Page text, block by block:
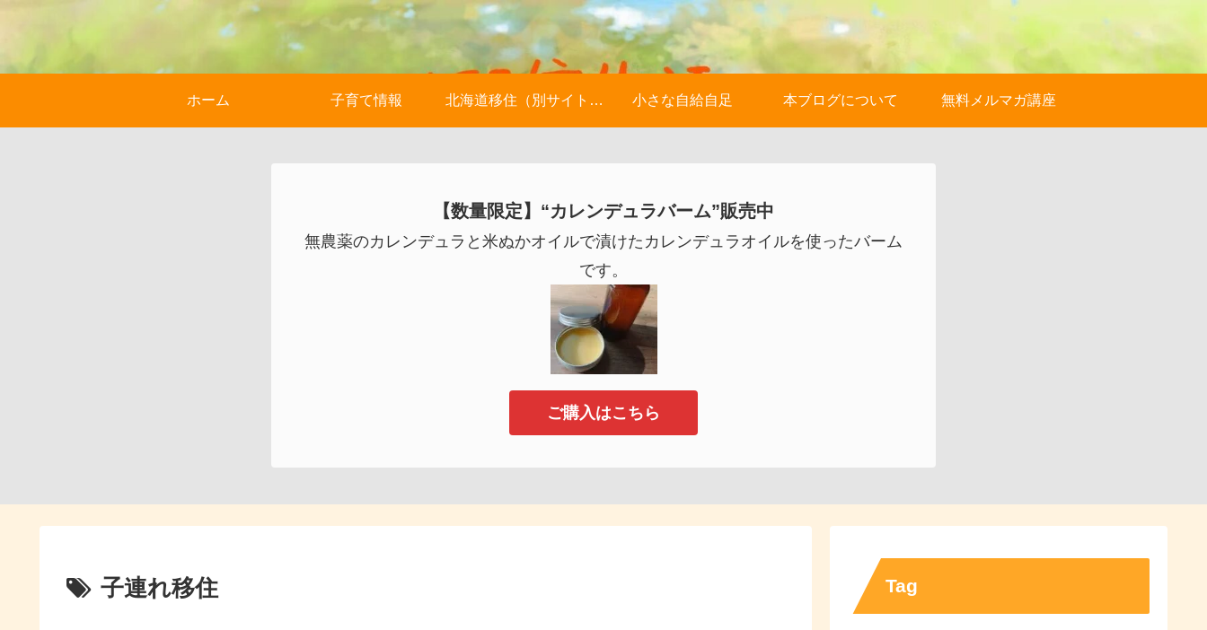
ホーム 子育て情報 北海道移住（別サイトへ） 小さな自給自足 本ブログについて 無料メルマガ講座
【数量限定】“カレンデュラバーム”販売中
無農薬のカレンデュラと米ぬかオイルで漬けたカレンデュラオイルを使ったバーム
です。
ご購入はこちら
子連れ移住 Tag